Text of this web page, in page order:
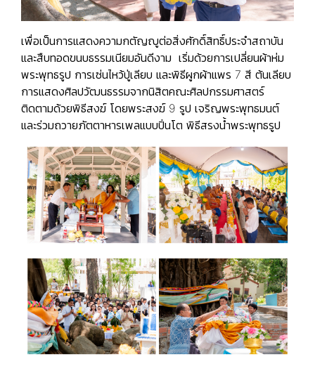
เพื่อเป็นการแสดงความกตัญญูต่อสิ่งศักดิ์สิทธิ์ประจำสถาบัน
และสืบทอดขนบธรรมเนียมอันดีงาม เริ่มด้วยการเปลี่ยนผ้าห่ม
พระพุทธรูป การเซ่นไหว้ปู่เลียบ และพิธีผูกผ้าแพร 7 สี ต้นเลียบ
การแสดงศิลปวัฒนธรรมจากนิสิตคณะศิลปกรรมศาสตร์
ติดตามด้วยพิธีสงฆ์ โดยพระสงฆ์ 9 รูป เจริญพระพุทธมนต์
และร่วมถวายภัตตาหารเพลแบบปิ่นโต พิธีสรงน้ำพระพุทธรูป